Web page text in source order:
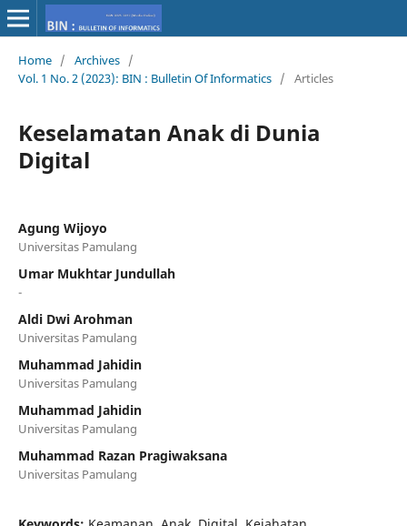
Home / Archives /
Vol. 1 No. 2 (2023): BIN : Bulletin Of Informatics / Articles
Keselamatan Anak di Dunia
Digital
Agung Wijoyo
Universitas Pamulang
Umar Mukhtar Jundullah
-
Aldi Dwi Arohman
Universitas Pamulang
Muhammad Jahidin
Universitas Pamulang
Muhammad Jahidin
Universitas Pamulang
Muhammad Razan Pragiwaksana
Universitas Pamulang